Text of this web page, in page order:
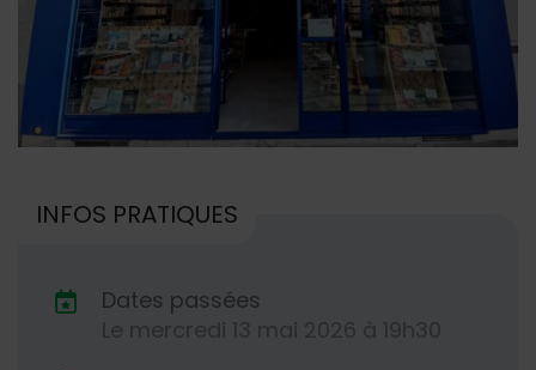
INFOS PRATIQUES
Dates de planification
Dates passées
Le mercredi 13 mai 2026 à 19h30